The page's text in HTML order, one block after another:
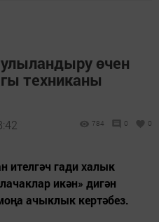
өчен
техниканы
784 0 0
ителгәч гади халык
икән» дигән
ачыклык кертәбез.